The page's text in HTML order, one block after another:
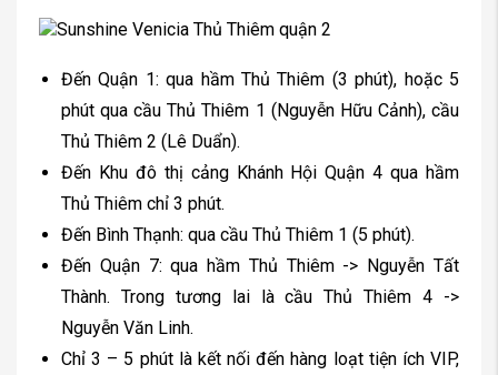
Đến Quận 1: qua hầm Thủ Thiêm (3 phút), hoặc 5
phút qua cầu Thủ Thiêm 1 (Nguyễn Hữu Cảnh), cầu
Thủ Thiêm 2 (Lê Duẩn).
Đến Khu đô thị cảng Khánh Hội Quận 4 qua hầm
Thủ Thiêm chỉ 3 phút.
Đến Bình Thạnh: qua cầu Thủ Thiêm 1 (5 phút).
Đến Quận 7: qua hầm Thủ Thiêm -> Nguyễn Tất
Thành. Trong tương lai là cầu Thủ Thiêm 4 ->
Nguyễn Văn Linh.
Chỉ 3 – 5 phút là kết nối đến hàng loạt tiện ích VIP,